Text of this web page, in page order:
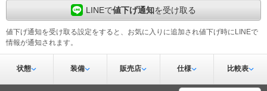
LINEで値下げ通知を受け取る
値下げ通知を受け取る設定をすると、お気に入りに追加され値下げ時にLINEで
情報が通知されます。
状態 装備 販売店 仕様 比較表